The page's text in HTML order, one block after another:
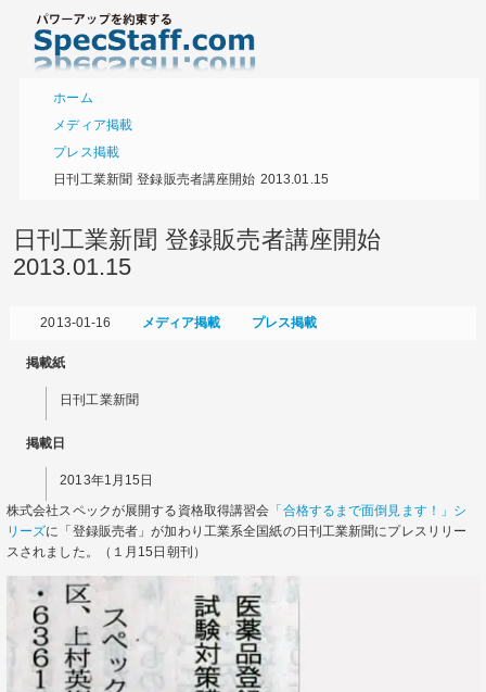
ホーム
メディア掲載
プレス掲載
日刊工業新聞 登録販売者講座開始 2013.01.15
日刊工業新聞 登録販売者講座開始
2013.01.15
2013-01-16 メディア掲載 プレス掲載
掲載紙
日刊工業新聞
掲載日
2013年1月15日
株式会社スペックが展開する資格取得講習会 「合格するまで面倒見ます！」シ
リーズに「登録販売者」が加わり工業系全国紙の日刊工業新聞にプレスリリー
スされました。（１月15日朝刊）